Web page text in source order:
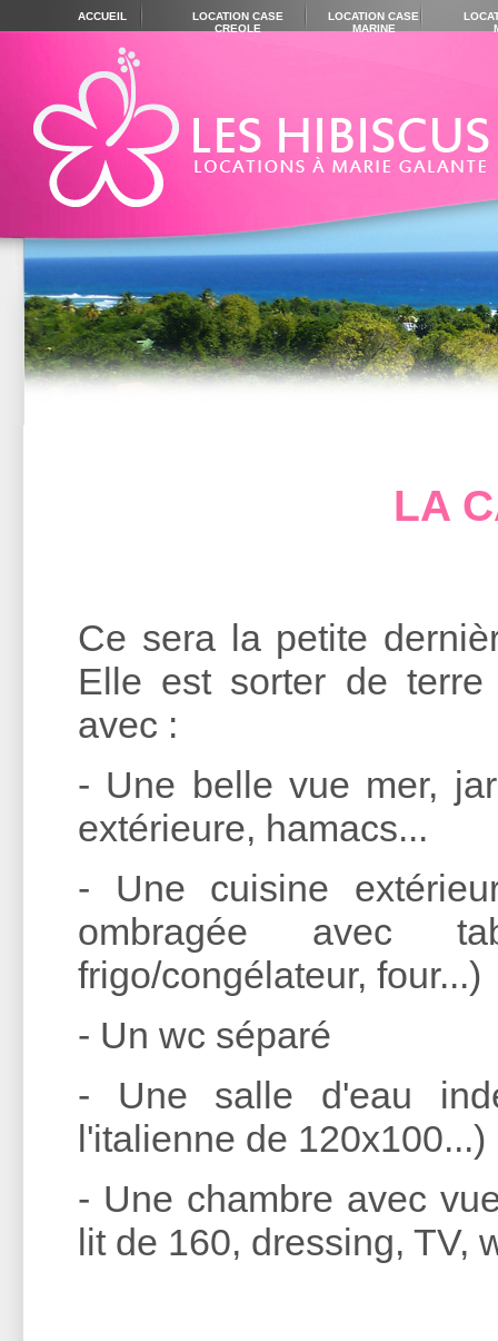
ACCUEIL
LOCATION CASE
CREOLE
LOCATION CASE
MARINE
LA
Ce sera la petite
Elle est sorter de
avec :
- Une belle vue mer,
extérieure, hamacs...
- Une cuisine
ombragée avec
frigo/congélateur, four...)
- Un wc séparé
- Une salle d'eau
l'italienne de 120x100...)
- Une chambre avec
lit de 160, dressing, TV,